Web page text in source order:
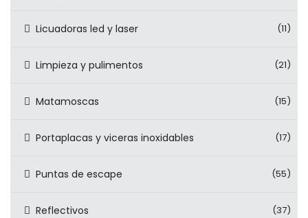
Licuadoras led y laser (11)
Limpieza y pulimentos (21)
Matamoscas (15)
Portaplacas y viceras inoxidables (17)
Puntas de escape (55)
Reflectivos (37)